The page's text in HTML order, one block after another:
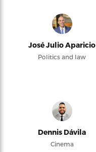
José Julio Aparicio
Politics and law
Dennis Dávila
Cinema